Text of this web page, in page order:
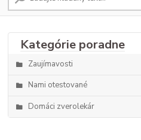
Zaujímavosti
Nami otestované
Domáci zverolekár